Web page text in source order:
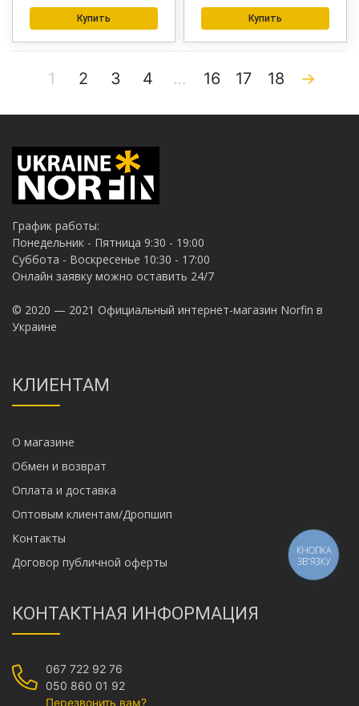
Купить Купить
1 2 3 4 … 16 17 18 →
График работы:
Понедельник - Пятница 9:30 - 19:00
Суббота - Воскресенье 10:30 - 17:00
Онлайн заявку можно оставить 24/7
© 2020 — 2021 Официальный интернет-магазин Norfin в
Украине
КЛИЕНТАМ
О магазине
Обмен и возврат
Оплата и доставка
Оптовым клиентам/Дропшип
Контакты
Договор публичной оферты
КОНТАКТНАЯ ИНФОРМАЦИЯ
067 722 92 76
050 860 01 92
Перезвонить вам?
КНОПКА
ЗВ'ЯЗКУ